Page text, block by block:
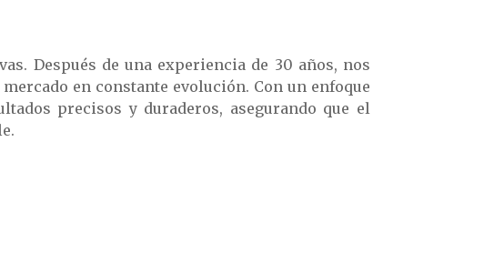
Después de una experiencia de 30 años, nos
en constante evolución. Con un enfoque
precisos y duraderos, asegurando que el